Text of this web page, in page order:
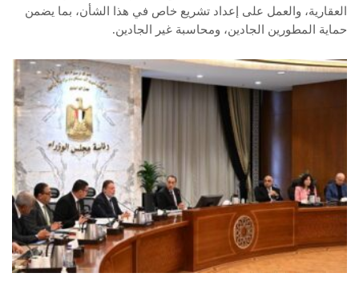
العقارية، والعمل على إعداد تشريع خاص في هذا الشأن، بما يضمن
حماية المطورين الجادين، ومحاسبة غير الجادين.